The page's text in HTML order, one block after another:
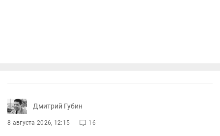
Дмитрий Губин
8 августа 2026, 12:15 16